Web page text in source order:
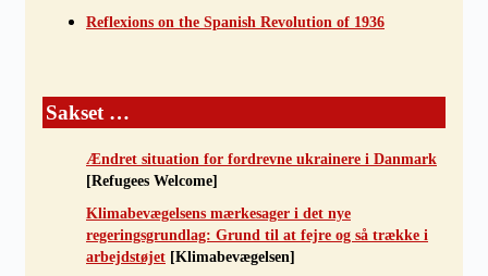
Reflexions on the Spanish Revolution of 1936
Sakset …
Ændret situation for fordrevne ukrainere i Danmark
[Refugees Welcome]
Klimabevægelsens mærkesager i det nye
regeringsgrundlag: Grund til at fejre og så trække i
arbejdstøjet [Klimabevægelsen]